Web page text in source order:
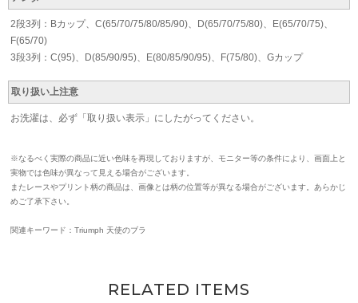
2段3列：Bカップ、C(65/70/75/80/85/90)、D(65/70/75/80)、E(65/70/75)、
F(65/70)
3段3列：C(95)、D(85/90/95)、E(80/85/90/95)、F(75/80)、Gカップ
取り扱い上注意
お洗濯は、必ず「取り扱い表示」にしたがってください。
※なるべく実際の商品に近い色味を再現しておりますが、モニター等の条件により、画面上と
実物では色味が異なって見える場合がございます。
またレースやプリント柄の商品は、画像とは柄の位置等が異なる場合がございます。あらかじ
めご了承下さい。
関連キーワード：Triumph 天使のブラ
RELATED ITEMS